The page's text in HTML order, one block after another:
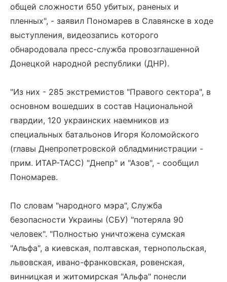
общей сложности 650 убитых, раненых и
пленных", - заявил Пономарев в Славянске в ходе
выступления, видеозапись которого
обнародовала пресс-служба провозглашенной
Донецкой народной республики (ДНР).
"Из них - 285 экстремистов "Правого сектора", в
основном вошедших в состав Национальной
гвардии, 120 украинских наемников из
специальных батальонов Игоря Коломойского
(главы Днепропетровской обладминистрации -
прим. ИТАР-ТАСС) "Днепр" и "Азов", - сообщил
Пономарев.
По словам "народного мэра", Служба
безопасности Украины (СБУ) "потеряла 90
человек". "Полностью уничтожена сумская
"Альфа", а киевская, полтавская, тернопольская,
львовская, ивано-франковская, ровенская,
винницкая и житомирская "Альфа" понесли